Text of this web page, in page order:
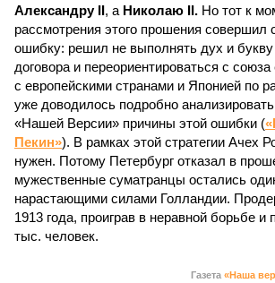
Александру II, а Николаю II. Но тот к
рассмотрения этого прошения совершил
ошибку: решил не выполнять дух и букву
договора и переориентироваться с
с европейскими странами и Японией по
уже доводилось подробно
«Нашей Версии» причины этой ошибки (
Пекин»). В рамках этой стратегии Ачех
нужен. Потому Петербург отказал в
мужественные суматранцы остались
нарастающими силами Голландии.
1913 года, проиграв в неравной борьбе и
тыс. человек.
Газета «Наша